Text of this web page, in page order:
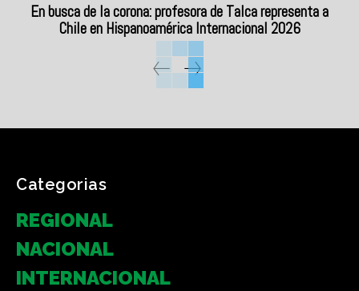
En busca de la corona: profesora de Talca representa a
Chile en Hispanoamérica Internacional 2026
Categorias
REGIONAL
NACIONAL
INTERNACIONAL